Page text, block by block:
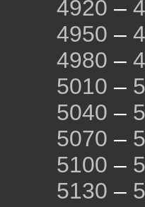
4920 –
4950 –
4980 –
5010 –
5040 –
5070 –
5100 –
5130 –